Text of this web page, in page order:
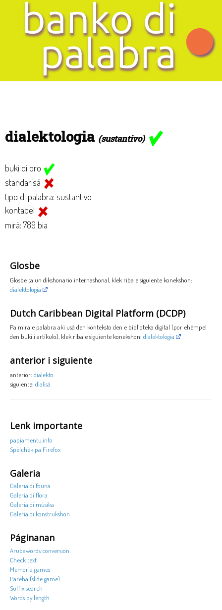
dialektologia (sustantivo)
buki di oro
standarisá
tipo di palabra: sustantivo
kontabel
mirá: 789 bia
Glosbe
Glosbe ta un dikshonario internashonal, klek riba e siguiente konekshon:
dialektologia
Dutch Caribbean Digital Platform (DCDP)
Pa mira e palabra aki usá den konteksto den e biblioteka digital (por ehèmpel
den buki i artíkulo), klek riba e siguiente konekshon: dialektologia
anterior i siguiente
anterior: dialekto
siguiente: dialisá
Lenk importante
papiamentu.info
Spèlchèk pa Firefox
Galeria
Galeria di founa
Galeria di flora
Galeria di músika
Galeria di konstrukshon
Páginanan
Arubawords conversion
Check text
Memoria games
Pareha (slide game)
Suffix search
Words by length